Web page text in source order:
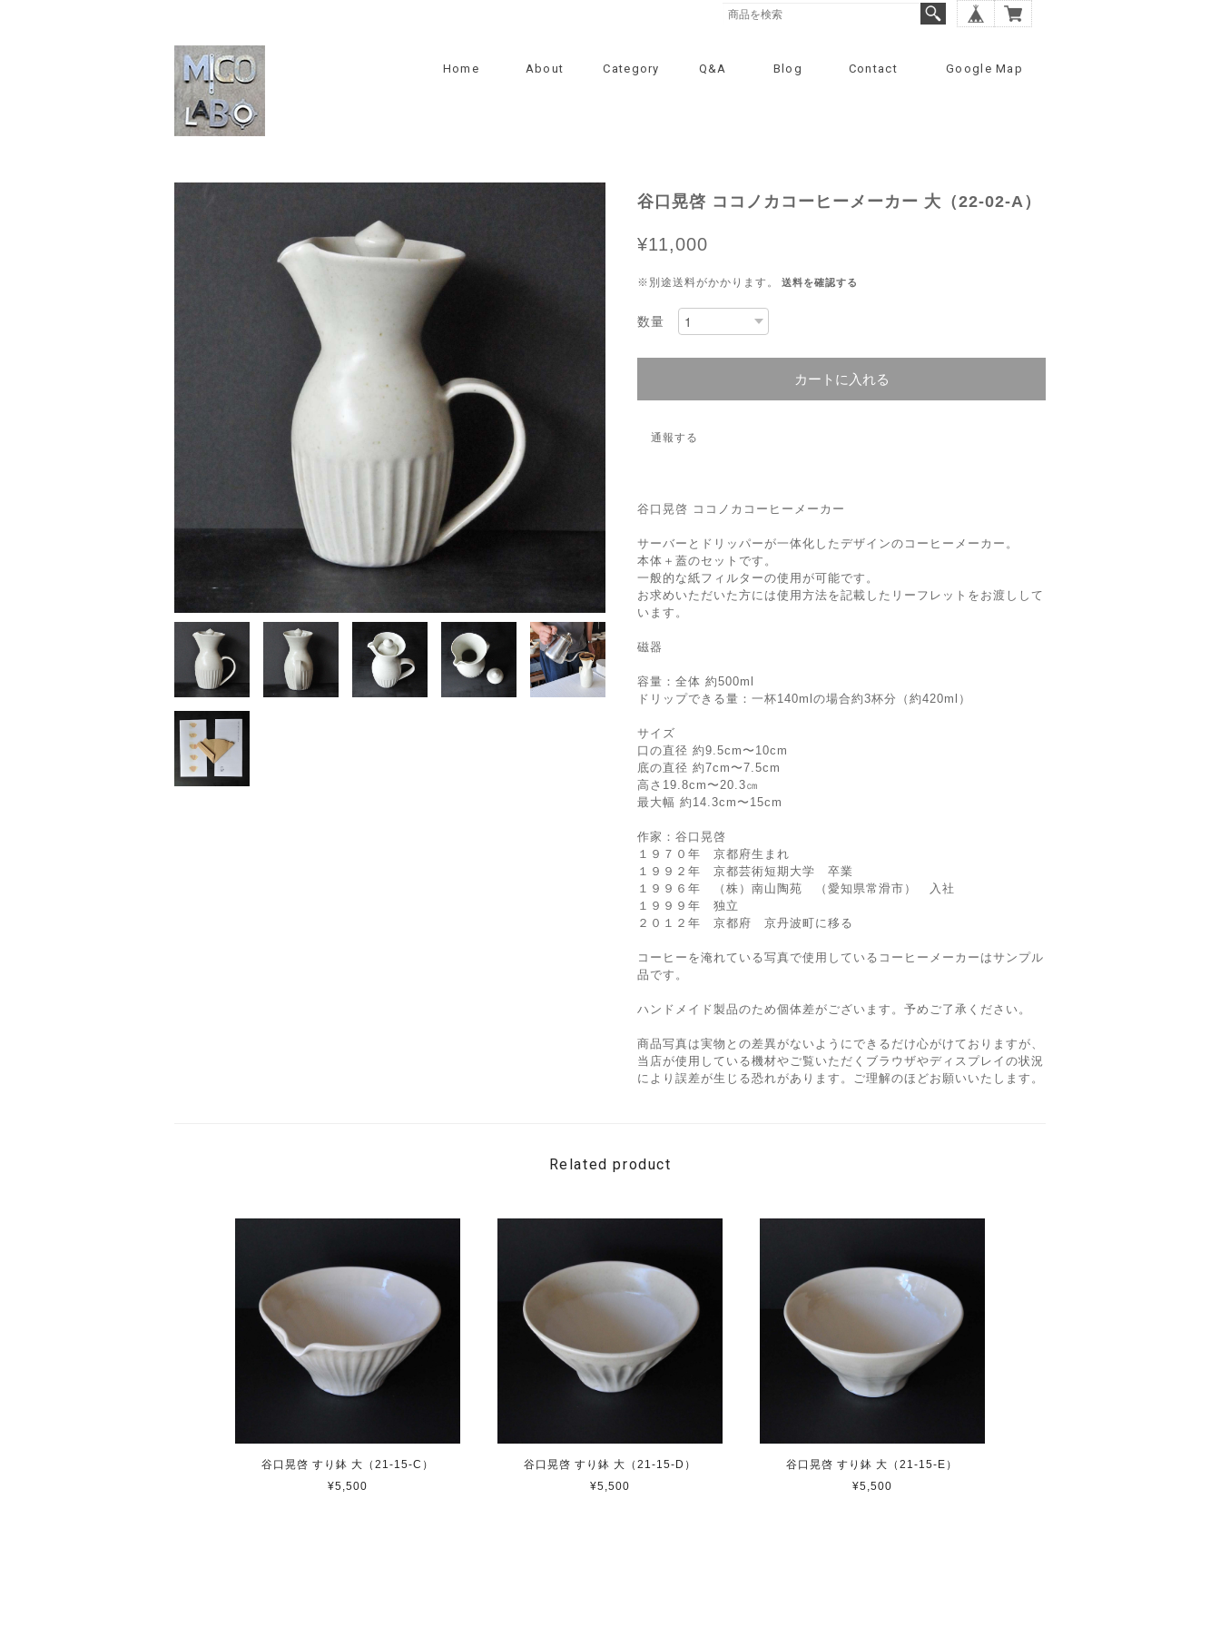
Home About Category Q&A Blog Contact Google Map
谷口晃啓 ココノカコーヒーメーカー 大（22-02-A）
¥11,000
※別途送料がかかります。 送料を確認する
数量
カートに入れる
通報する
谷口晃啓 ココノカコーヒーメーカー
サーバーとドリッパーが一体化したデザインのコーヒーメーカー。
本体＋蓋のセットです。
一般的な紙フィルターの使用が可能です。
お求めいただいた方には使用方法を記載したリーフレットをお渡しして
います。
磁器
容量：全体 約500ml
ドリップできる量：一杯140mlの場合約3杯分（約420ml）
サイズ
口の直径 約9.5cm〜10cm
底の直径 約7cm〜7.5cm
高さ19.8cm〜20.3㎝
最大幅 約14.3cm〜15cm
作家：谷口晃啓
１９７０年 京都府生まれ
１９９２年 京都芸術短期大学 卒業
１９９６年 （株）南山陶苑 （愛知県常滑市） 入社
１９９９年 独立
２０１２年 京都府 京丹波町に移る
コーヒーを淹れている写真で使用しているコーヒーメーカーはサンプル
品です。
ハンドメイド製品のため個体差がございます。予めご了承ください。
商品写真は実物との差異がないようにできるだけ心がけておりますが、
当店が使用している機材やご覧いただくブラウザやディスプレイの状況
により誤差が生じる恐れがあります。ご理解のほどお願いいたします。
Related product
谷口晃啓 すり鉢 大（21-15-C）
¥5,500
谷口晃啓 すり鉢 大（21-15-D）
¥5,500
谷口晃啓 すり鉢 大（21-15-E）
¥5,500